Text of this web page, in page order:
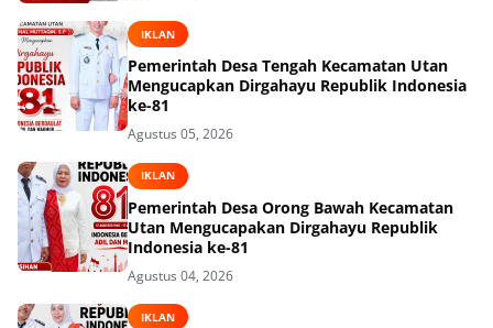
IKLAN
Pemerintah Desa Tengah Kecamatan Utan
Mengucapkan Dirgahayu Republik Indonesia
ke-81
Agustus 05, 2026
IKLAN
Pemerintah Desa Orong Bawah Kecamatan
Utan Mengucapakan Dirgahayu Republik
Indonesia ke-81
Agustus 04, 2026
IKLAN